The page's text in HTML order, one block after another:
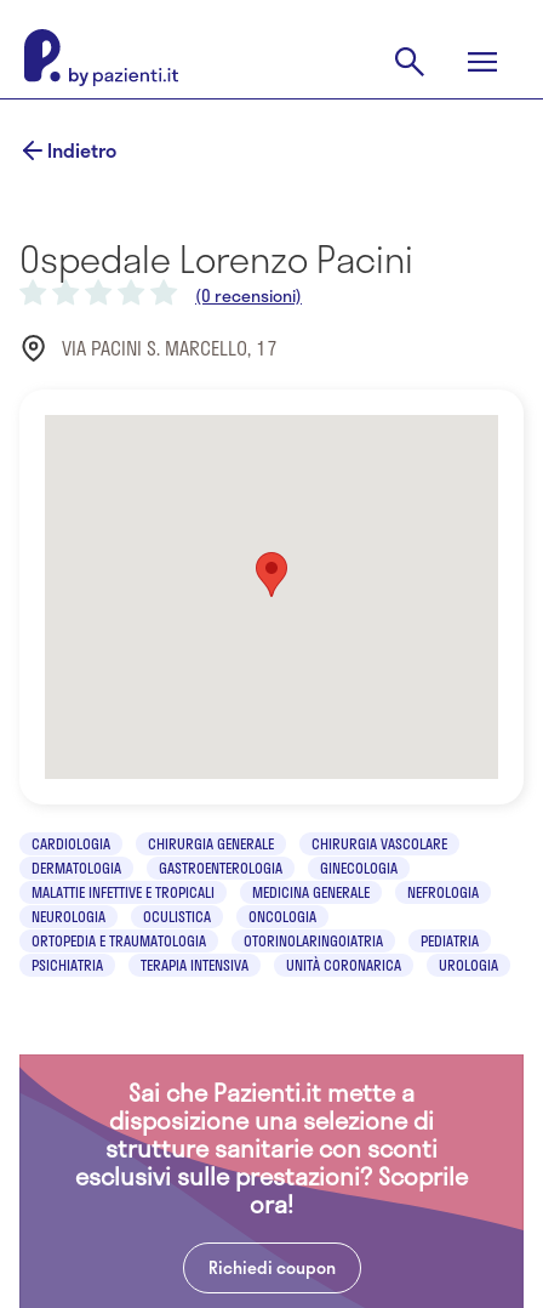
Indietro
Ospedale Lorenzo Pacini
(0 recensioni)
VIA PACINI S. MARCELLO, 17
CARDIOLOGIA CHIRURGIA GENERALE
CHIRURGIA VASCOLARE
DERMATOLOGIA
GASTROENTEROLOGIA
GINECOLOGIA
MALATTIE INFETTIVE E TROPICALI
MEDICINA GENERALE
NEFROLOGIA
NEUROLOGIA
OCULISTICA
ONCOLOGIA
ORTOPEDIA E TRAUMATOLOGIA
OTORINOLARINGOIATRIA
PEDIATRIA
PSICHIATRIA
TERAPIA INTENSIVA UNITÀ CORONARICA UROLOGIA
Sai che Pazienti.it mette a
disposizione una selezione di
strutture sanitarie con sconti
esclusivi sulle prestazioni? Scoprile
ora!
Richiedi coupon